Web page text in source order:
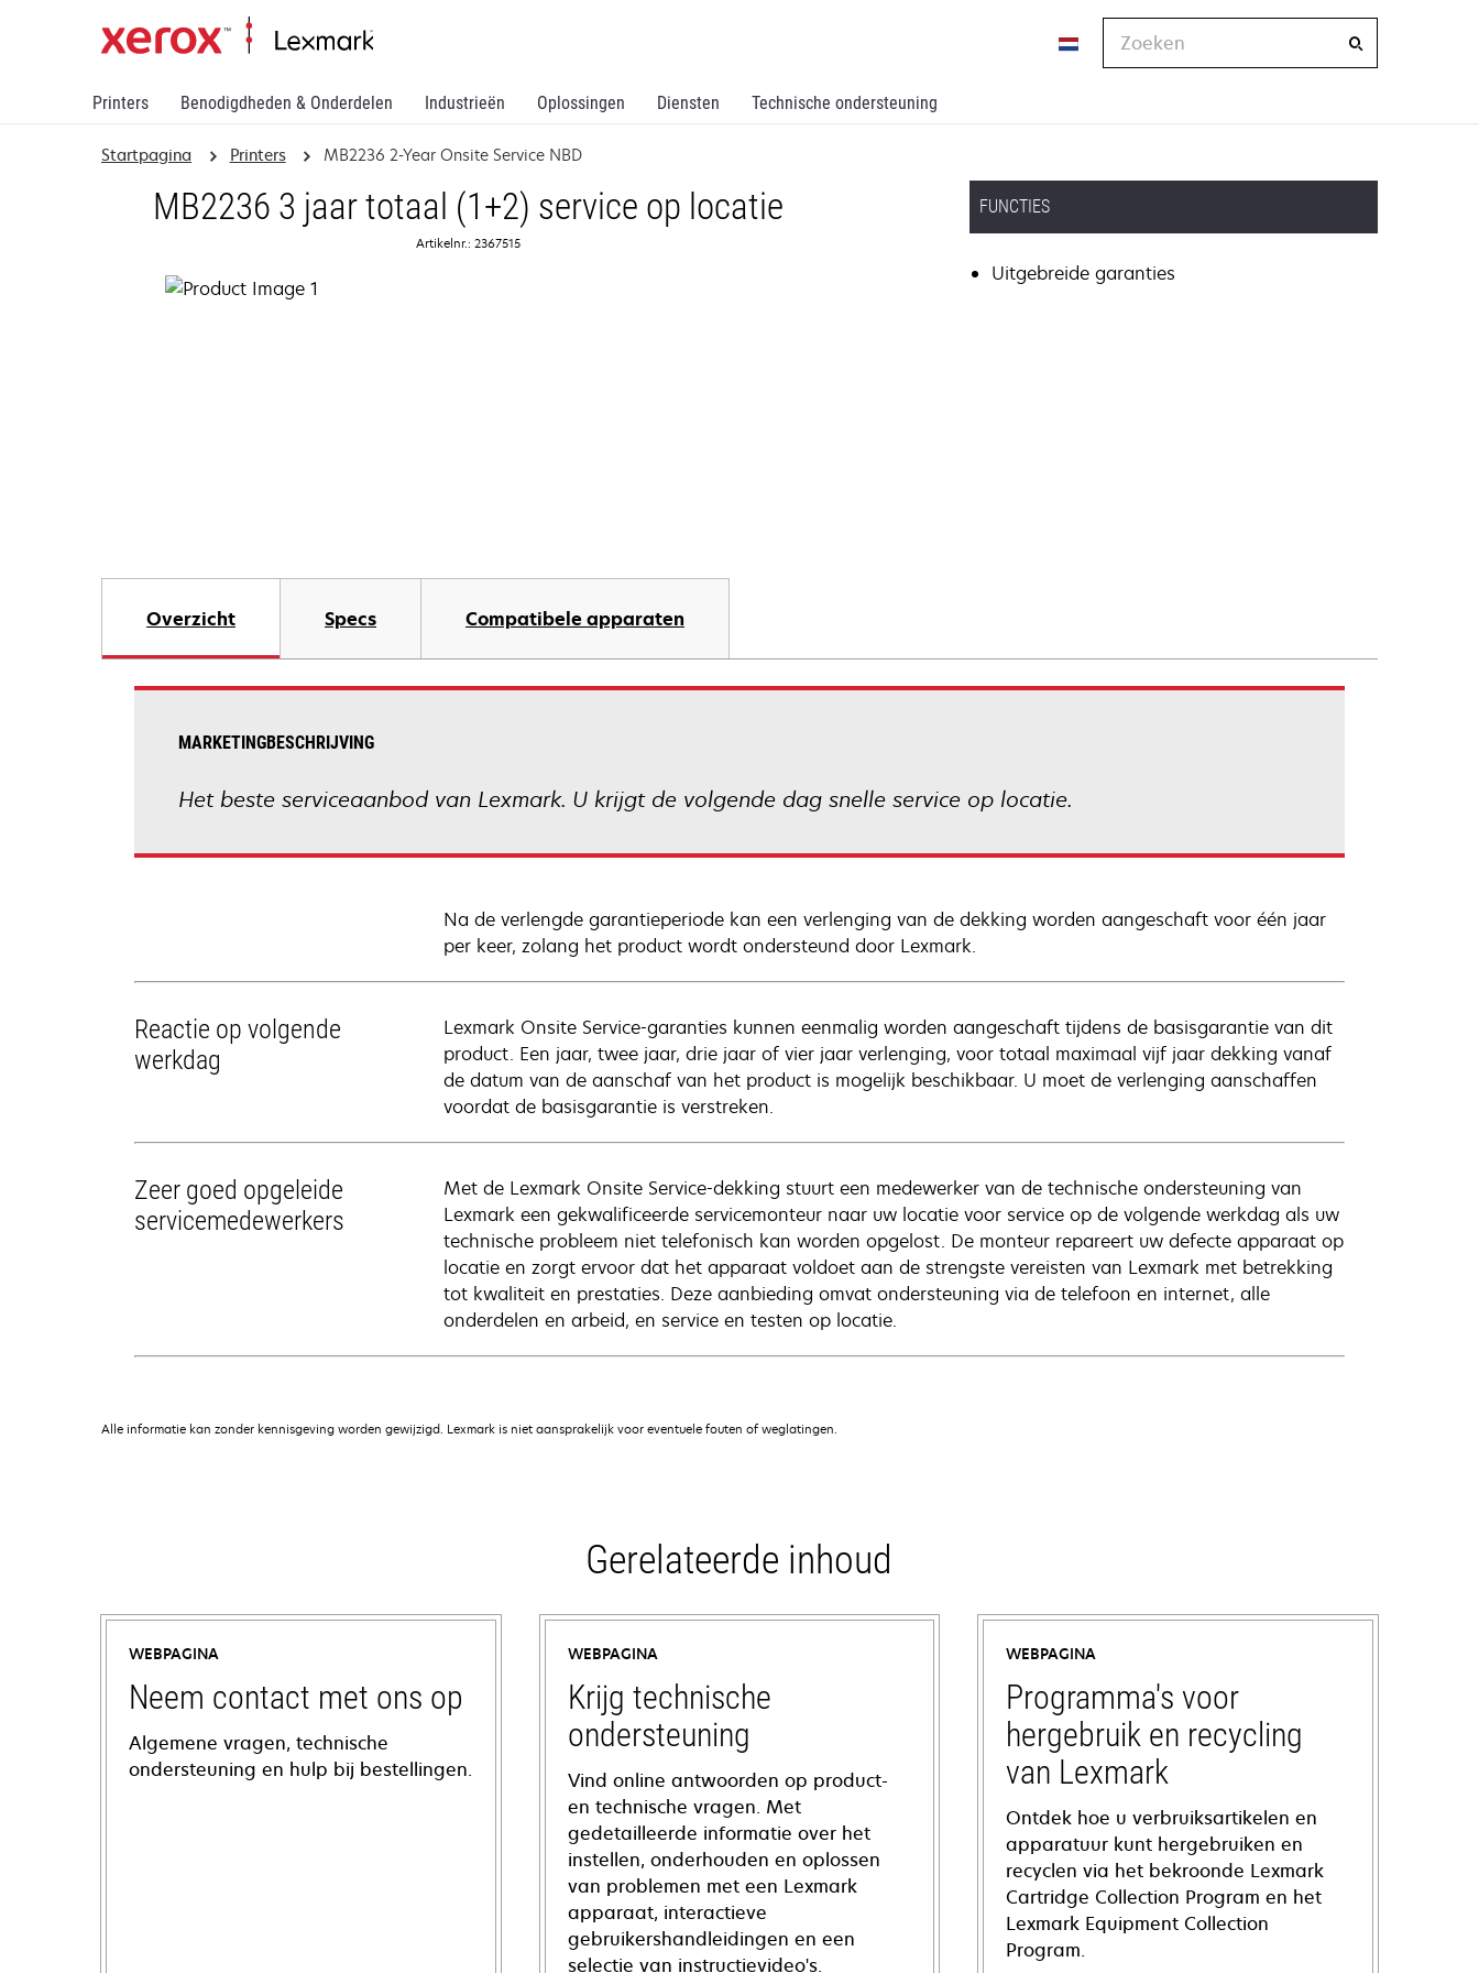
Printers Benodigdheden & Onderdelen Industrieën Oplossingen Diensten Technische ondersteuning
Zoeken
Startpagina Printers MB2236 2-Year Onsite Service NBD
MB2236 3 jaar totaal (1+2) service op locatie
Artikelnr.: 2367515
FUNCTIES
Uitgebreide garanties
Overzicht Specs Compatibele apparaten
MARKETINGBESCHRIJVING
Het beste serviceaanbod van Lexmark. U krijgt de volgende dag snelle service op locatie.
Na de verlengde garantieperiode kan een verlenging van de dekking worden aangeschaft voor één jaar
per keer, zolang het product wordt ondersteund door Lexmark.
Reactie op volgende
werkdag
Lexmark Onsite Service-garanties kunnen eenmalig worden aangeschaft tijdens de basisgarantie van dit
product. Een jaar, twee jaar, drie jaar of vier jaar verlenging, voor totaal maximaal vijf jaar dekking vanaf
de datum van de aanschaf van het product is mogelijk beschikbaar. U moet de verlenging aanschaffen
voordat de basisgarantie is verstreken.
Zeer goed opgeleide
servicemedewerkers
Met de Lexmark Onsite Service-dekking stuurt een medewerker van de technische ondersteuning van
Lexmark een gekwalificeerde servicemonteur naar uw locatie voor service op de volgende werkdag als uw
technische probleem niet telefonisch kan worden opgelost. De monteur repareert uw defecte apparaat op
locatie en zorgt ervoor dat het apparaat voldoet aan de strengste vereisten van Lexmark met betrekking
tot kwaliteit en prestaties. Deze aanbieding omvat ondersteuning via de telefoon en internet, alle
onderdelen en arbeid, en service en testen op locatie.
Alle informatie kan zonder kennisgeving worden gewijzigd. Lexmark is niet aansprakelijk voor eventuele fouten of weglatingen.
Gerelateerde inhoud
WEBPAGINA
Neem contact met ons op
Algemene vragen, technische
ondersteuning en hulp bij bestellingen.
WEBPAGINA
Krijg technische
ondersteuning
Vind online antwoorden op product-
en technische vragen. Met
gedetailleerde informatie over het
instellen, onderhouden en oplossen
van problemen met een Lexmark
apparaat, interactieve
gebruikershandleidingen en een
selectie van instructievideo's.
WEBPAGINA
Programma's voor
hergebruik en recycling
van Lexmark
Ontdek hoe u verbruiksartikelen en
apparatuur kunt hergebruiken en
recyclen via het bekroonde Lexmark
Cartridge Collection Program en het
Lexmark Equipment Collection
Program.